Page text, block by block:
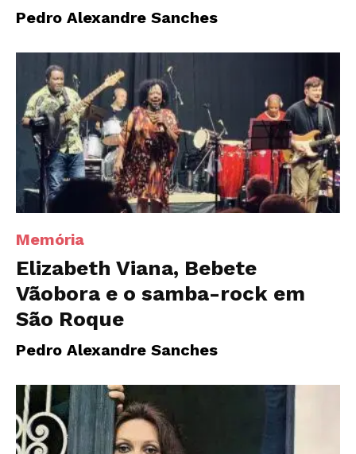
Pedro Alexandre Sanches
Memória
Elizabeth Viana, Bebete
Vãobora e o samba-rock em
São Roque
Pedro Alexandre Sanches